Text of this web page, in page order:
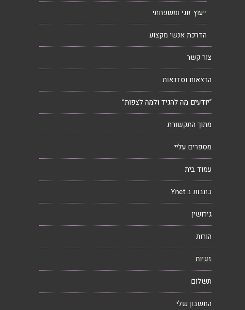
ייעוץ זוגי ומשפחתי
הדרכת אנשי מקצוע
צור קשר
הרצאות וסדנאות
“יודעים מה להגיד ולמה לצפות”
מתוך התקשורת
מספרים עליי
עמוד בית
כתבות ב Ynet
גירושין
הורות
זוגיות
תשלום
החשבון שלי